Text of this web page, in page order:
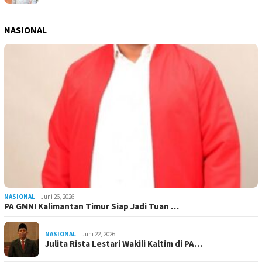
NASIONAL
NASIONAL Juni 26, 2026
PA GMNI Kalimantan Timur Siap Jadi Tuan …
NASIONAL Juni 22, 2026
Julita Rista Lestari Wakili Kaltim di PA…